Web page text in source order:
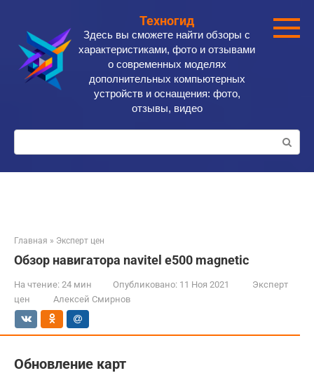
контенту
Техногид
Здесь вы сможете найти обзоры с
характеристиками, фото и отзывами
о современных моделях
дополнительных компьютерных
устройств и оснащения: фото,
отзывы, видео
Поиск:
Главная » Эксперт цен
Обзор навигатора navitel e500 magnetic
На чтение: 24 мин Опубликовано: 11 Ноя 2021
Эксперт
цен
Алексей Смирнов
Обновление карт